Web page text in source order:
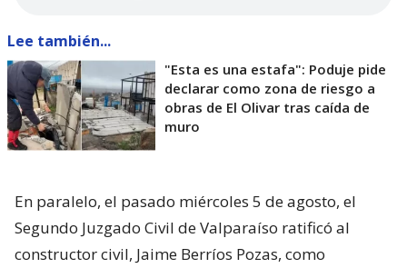
Lee también...
"Esta es una estafa": Poduje pide
declarar como zona de riesgo a
obras de El Olivar tras caída de
muro
En paralelo, el pasado miércoles 5 de agosto, el
Segundo Juzgado Civil de Valparaíso ratificó al
constructor civil, Jaime Berríos Pozas, como